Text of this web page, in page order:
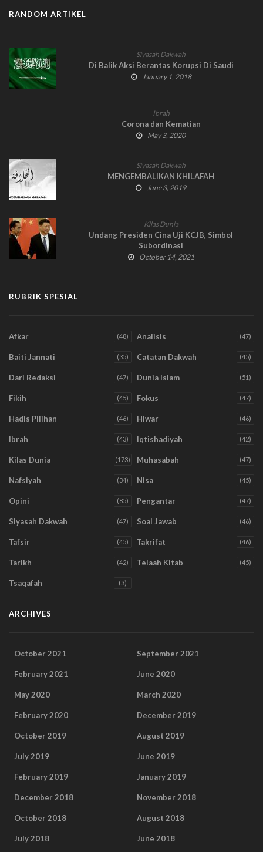
RANDOM ARTIKEL
Siyasah Dakwah
Di Balik Aksi Berantas Korupsi Di Saudi
January 1, 2018
Ibrah
Corona dan Kematian
May 3, 2020
Siyasah Dakwah
MENGEMBALIKAN KHILAFAH
June 3, 2019
Kilas Dunia
Undang Presiden Cina Uji KCJB, Simbol
Subordinasi
October 14, 2021
RUBRIK SPESIAL
Afkar (48) Analisis (47)
Baiti Jannati (35) Catatan Dakwah (45)
Dari Redaksi (47) Dunia Islam (51)
Fikih (45) Fokus (47)
Hadis Pilihan (46) Hiwar (46)
Ibrah (43) Iqtishadiyah (42)
Kilas Dunia (173) Muhasabah (47)
Nafsiyah (34) Nisa (45)
Opini (85) Pengantar (47)
Siyasah Dakwah (47) Soal Jawab (46)
Tafsir (45) Takrifat (46)
Tarikh (42) Telaah Kitab (45)
Tsaqafah (3)
ARCHIVES
October 2021 September 2021
February 2021 June 2020
May 2020 March 2020
February 2020 December 2019
October 2019 August 2019
July 2019 June 2019
February 2019 January 2019
December 2018 November 2018
October 2018 August 2018
July 2018 June 2018